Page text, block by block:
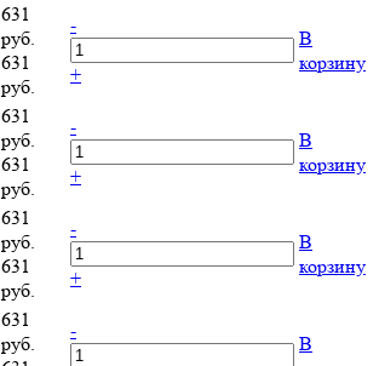
631
руб.
631
руб.
-
+
В
корзину
631
руб.
631
руб.
-
+
В
корзину
631
руб.
631
руб.
-
+
В
корзину
631
руб.
-
В